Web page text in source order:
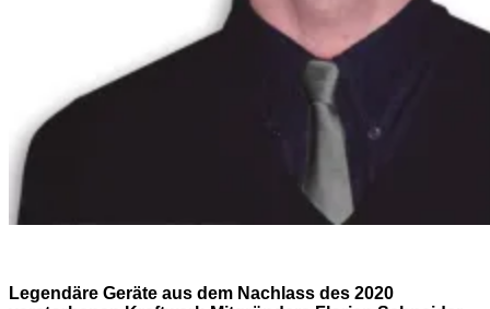
Legendäre Geräte aus dem Nachlass des 2020